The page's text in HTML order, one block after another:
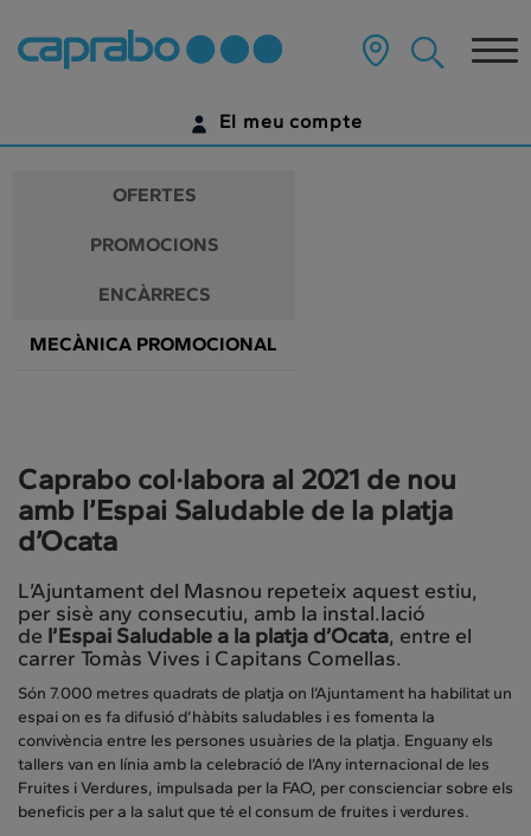
Promocions
descomptes
als
nostres
supermercats
contingut
pàgina
El meu compte
ENCARA NO TENS UN COMPTE DIGITAL?
OFERTES
PROMOCIONS
ENCÀRRECS
MECÀNICA PROMOCIONAL
Caprabo col·labora al 2021 de nou
amb l’Espai Saludable de la platja
d’Ocata
L’Ajuntament del Masnou repeteix aquest estiu,
per sisè any consecutiu, amb la instal.lació
de l’Espai Saludable a la platja d’Ocata, entre el
carrer Tomàs Vives i Capitans Comellas.
Són 7.000 metres quadrats de platja on l’Ajuntament ha habilitat un
espai on es fa difusió d’hàbits saludables i es fomenta la
convivència entre les persones usuàries de la platja. Enguany els
tallers van en línia amb la celebració de l’Any internacional de les
Fruites i Verdures, impulsada per la FAO, per conscienciar sobre els
beneficis per a la salut que té el consum de fruites i verdures.